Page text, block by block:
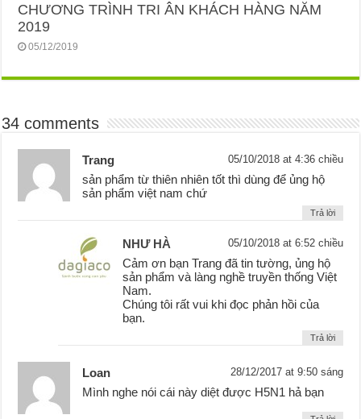
CHƯƠNG TRÌNH TRI ÂN KHÁCH HÀNG NĂM
2019
05/12/2019
34 comments
Trang 05/10/2018 at 4:36 chiều
sản phẩm từ thiên nhiên tốt thì dùng để ủng hộ
sản phẩm việt nam chứ
Trả lời
NHƯ HÀ 05/10/2018 at 6:52 chiều
Cảm ơn bạn Trang đã tin tường, ủng hộ
sản phẩm và làng nghề truyền thống Việt
Nam.
Chúng tôi rất vui khi đọc phản hồi của
bạn.
Trả lời
Loan 28/12/2017 at 9:50 sáng
Mình nghe nói cái này diệt được H5N1 hả bạn